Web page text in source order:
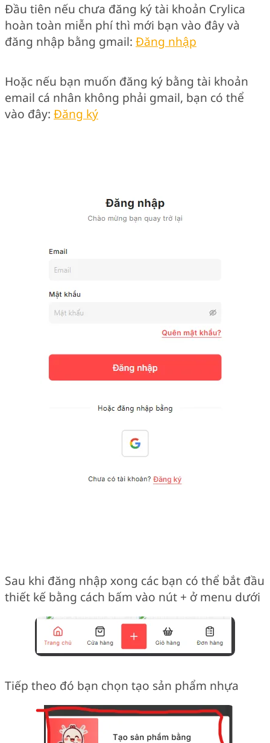
Đầu tiên nếu chưa đăng ký tài khoản Crylica
hoàn toàn miễn phí thì mới bạn vào đây và
đăng nhập bằng gmail: Đăng nhập
Hoặc nếu bạn muốn đăng ký bằng tài khoản
email cá nhân không phải gmail, bạn có thể
vào đây: Đăng ký
Sau khi đăng nhập xong các bạn có thể bắt đầu
thiết kế bằng cách bấm vào nút + ở menu dưới
Tiếp theo đó bạn chọn tạo sản phẩm nhựa